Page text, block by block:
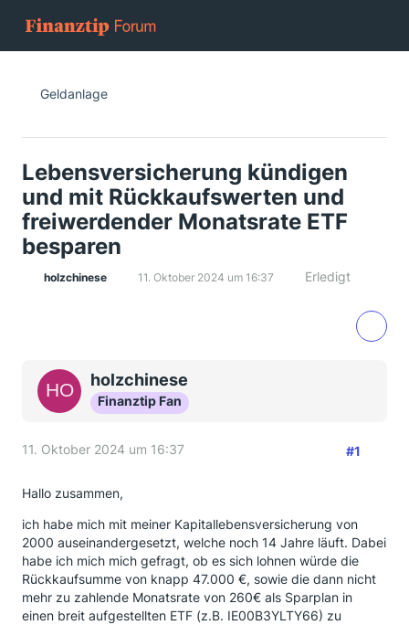
Geldanlage
Lebensversicherung kündigen
und mit Rückkaufswerten und
freiwerdender Monatsrate ETF
besparen
holzchinese 11. Oktober 2024 um 16:37 Erledigt
holzchinese
Finanztip Fan
11. Oktober 2024 um 16:37 #1
Hallo zusammen,
ich habe mich mit meiner Kapitallebensversicherung von
2000 auseinandergesetzt, welche noch 14 Jahre läuft. Dabei
habe ich mich mich gefragt, ob es sich lohnen würde die
Rückkaufsumme von knapp 47.000 €, sowie die dann nicht
mehr zu zahlende Monatsrate von 260€ als Sparplan in
einen breit aufgestellten ETF (z.B. IE00B3YLTY66) zu